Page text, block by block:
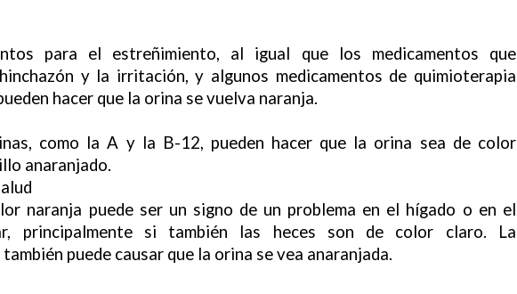
para el estreñimiento, al igual que los medicamentos que
y la irritación, y algunos medicamentos de quimioterapia
hacer que la orina se vuelva naranja.
como la A y la B-12, pueden hacer que la orina sea de color
anaranjado.
naranja puede ser un signo de un problema en el hígado o en el
principalmente si también las heces son de color claro. La
puede causar que la orina se vea anaranjada.